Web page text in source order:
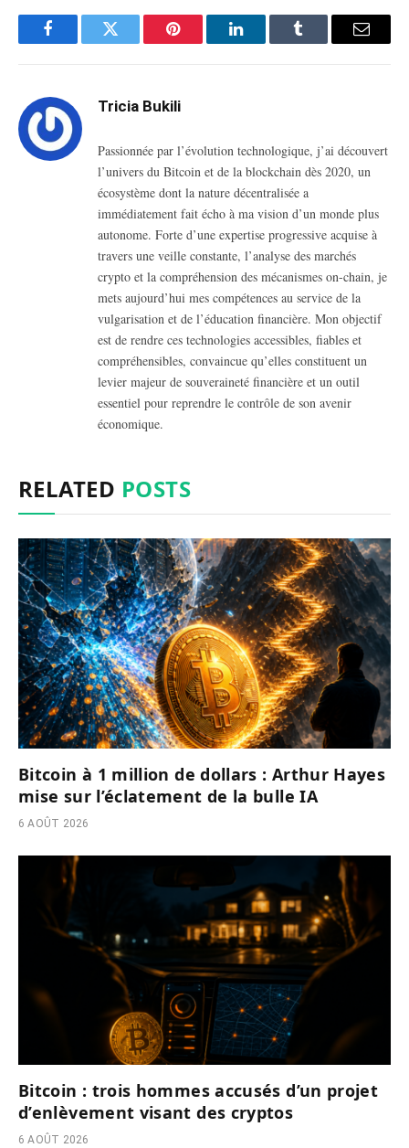
FacebookTwitter Pinterest LinkedInTumblr Email
Tricia Bukili
Passionnée par l’évolution technologique, j’ai découvert
l’univers du Bitcoin et de la blockchain dès 2020, un
écosystème dont la nature décentralisée a
immédiatement fait écho à ma vision d’un monde plus
autonome. Forte d’une expertise progressive acquise à
travers une veille constante, l’analyse des marchés
crypto et la compréhension des mécanismes on-chain, je
mets aujourd’hui mes compétences au service de la
vulgarisation et de l’éducation financière. Mon objectif
est de rendre ces technologies accessibles, fiables et
compréhensibles, convaincue qu’elles constituent un
levier majeur de souveraineté financière et un outil
essentiel pour reprendre le contrôle de son avenir
économique.
RELATED POSTS
Bitcoin à 1 million de dollars : Arthur Hayes
mise sur l’éclatement de la bulle IA
6 AOÛT 2026
Bitcoin : trois hommes accusés d’un projet
d’enlèvement visant des cryptos
6 AOÛT 2026